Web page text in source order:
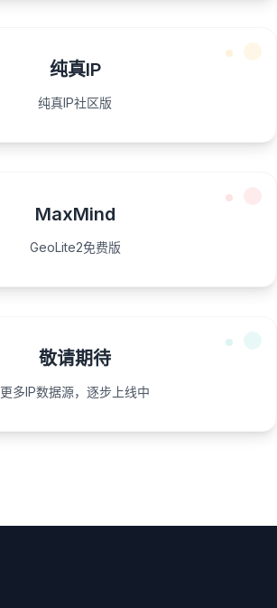
纯真IP
纯真IP社区版
MaxMind
GeoLite2免费版
敬请期待
更多IP数据源，逐步上线中